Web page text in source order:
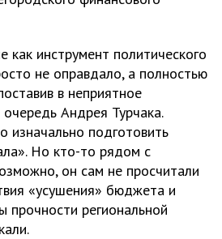
инструмент политического
не оправдало, а полностью
в неприятное
Андрея Турчака.
подготовить
Но кто-то рядом с
он сам не просчитали
«усушения» бюджета и
прочности региональной